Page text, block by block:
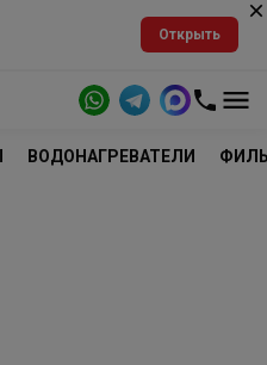
Открыть
ВОДОНАГРЕВАТЕЛИ